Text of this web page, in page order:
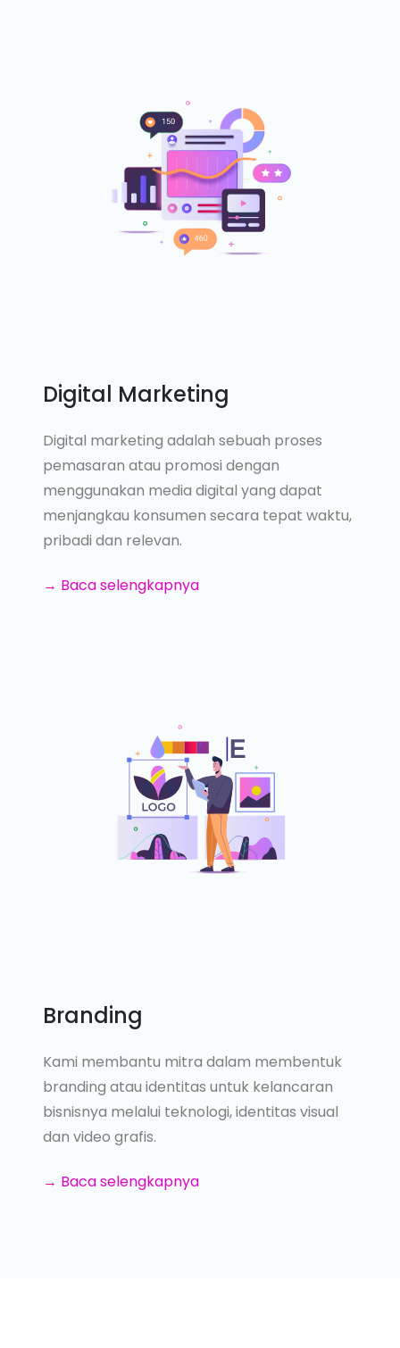
Digital Marketing
Digital marketing adalah sebuah proses
pemasaran atau promosi dengan
menggunakan media digital yang dapat
menjangkau konsumen secara tepat waktu,
pribadi dan relevan.
→ Baca selengkapnya
Branding
Kami membantu mitra dalam membentuk
branding atau identitas untuk kelancaran
bisnisnya melalui teknologi, identitas visual
dan video grafis.
→ Baca selengkapnya